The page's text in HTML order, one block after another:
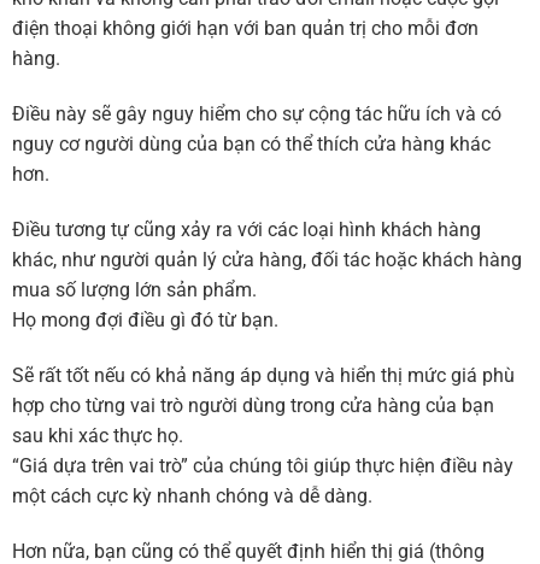
điện thoại không giới hạn với ban quản trị cho mỗi đơn
hàng.
Điều này sẽ gây nguy hiểm cho sự cộng tác hữu ích và có
nguy cơ người dùng của bạn có thể thích cửa hàng khác
hơn.
Điều tương tự cũng xảy ra với các loại hình khách hàng
khác, như người quản lý cửa hàng, đối tác hoặc khách hàng
mua số lượng lớn sản phẩm.
Họ mong đợi điều gì đó từ bạn.
Sẽ rất tốt nếu có khả năng áp dụng và hiển thị mức giá phù
hợp cho từng vai trò người dùng trong cửa hàng của bạn
sau khi xác thực họ.
“Giá dựa trên vai trò” của chúng tôi giúp thực hiện điều này
một cách cực kỳ nhanh chóng và dễ dàng.
Hơn nữa, bạn cũng có thể quyết định hiển thị giá (thông